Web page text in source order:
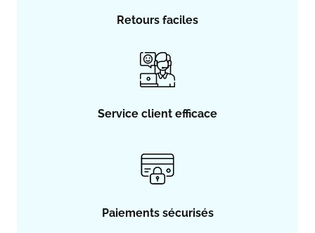
Retours faciles
Service client efficace
Paiements sécurisés